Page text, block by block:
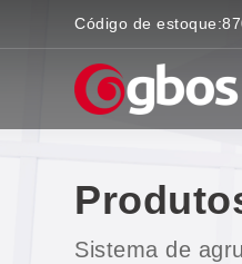
Código de estoque:
Sistema de